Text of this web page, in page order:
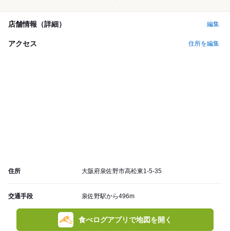
店舗情報（詳細） 編集
アクセス 住所を編集
住所 大阪府泉佐野市高松東1-5-35
交通手段 泉佐野駅から496m
食べログアプリで地図を開く